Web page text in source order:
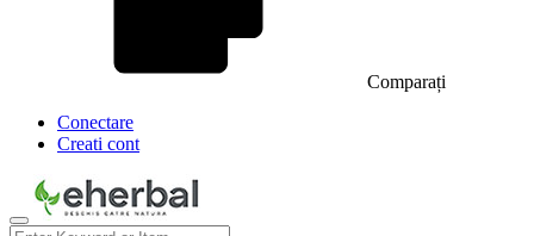
Comparați
Conectare
Creati cont